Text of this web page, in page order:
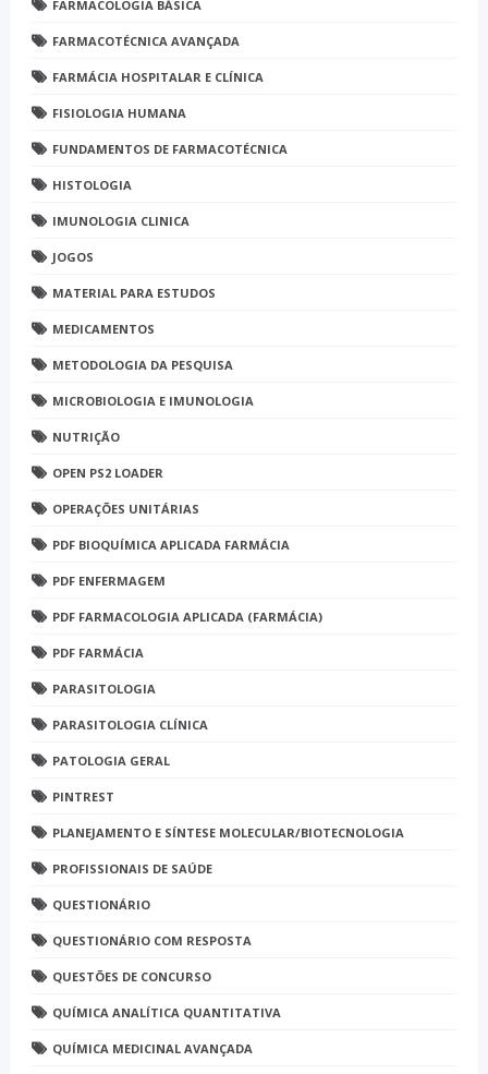
FARMACOLOGIA BÁSICA
FARMACOTÉCNICA AVANÇADA
FARMÁCIA HOSPITALAR E CLÍNICA
FISIOLOGIA HUMANA
FUNDAMENTOS DE FARMACOTÉCNICA
HISTOLOGIA
IMUNOLOGIA CLINICA
JOGOS
MATERIAL PARA ESTUDOS
MEDICAMENTOS
METODOLOGIA DA PESQUISA
MICROBIOLOGIA E IMUNOLOGIA
NUTRIÇÃO
OPEN PS2 LOADER
OPERAÇÕES UNITÁRIAS
PDF BIOQUÍMICA APLICADA FARMÁCIA
PDF ENFERMAGEM
PDF FARMACOLOGIA APLICADA (FARMÁCIA)
PDF FARMÁCIA
PARASITOLOGIA
PARASITOLOGIA CLÍNICA
PATOLOGIA GERAL
PINTREST
PLANEJAMENTO E SÍNTESE MOLECULAR/BIOTECNOLOGIA
PROFISSIONAIS DE SAÚDE
QUESTIONÁRIO
QUESTIONÁRIO COM RESPOSTA
QUESTÕES DE CONCURSO
QUÍMICA ANALÍTICA QUANTITATIVA
QUÍMICA MEDICINAL AVANÇADA